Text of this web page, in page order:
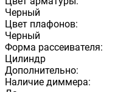
Черный
Цвет плафонов:
Черный
Форма рассеивателя:
Цилиндр
Дополнительно:
Наличие диммера: